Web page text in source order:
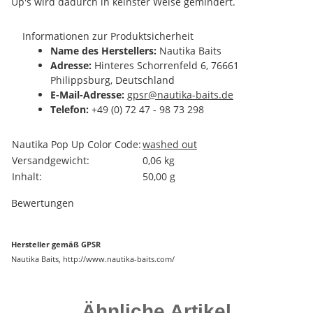
Informationen zur Produktsicherheit
Name des Herstellers: Nautika Baits
Adresse: Hinteres Schorrenfeld 6, 76661
Philippsburg, Deutschland
E-Mail-Adresse: gpsr@nautika-baits.de
Telefon: +49 (0) 72 47 - 98 73 298
Produkteigenschaft
Wert
Nautika Pop Up Color Code:washed out
Versandgewicht:
0,06 kg
Inhalt:
50,00 g
Bewertungen
Hersteller gemäß GPSR
Nautika Baits, http://www.nautika-baits.com/